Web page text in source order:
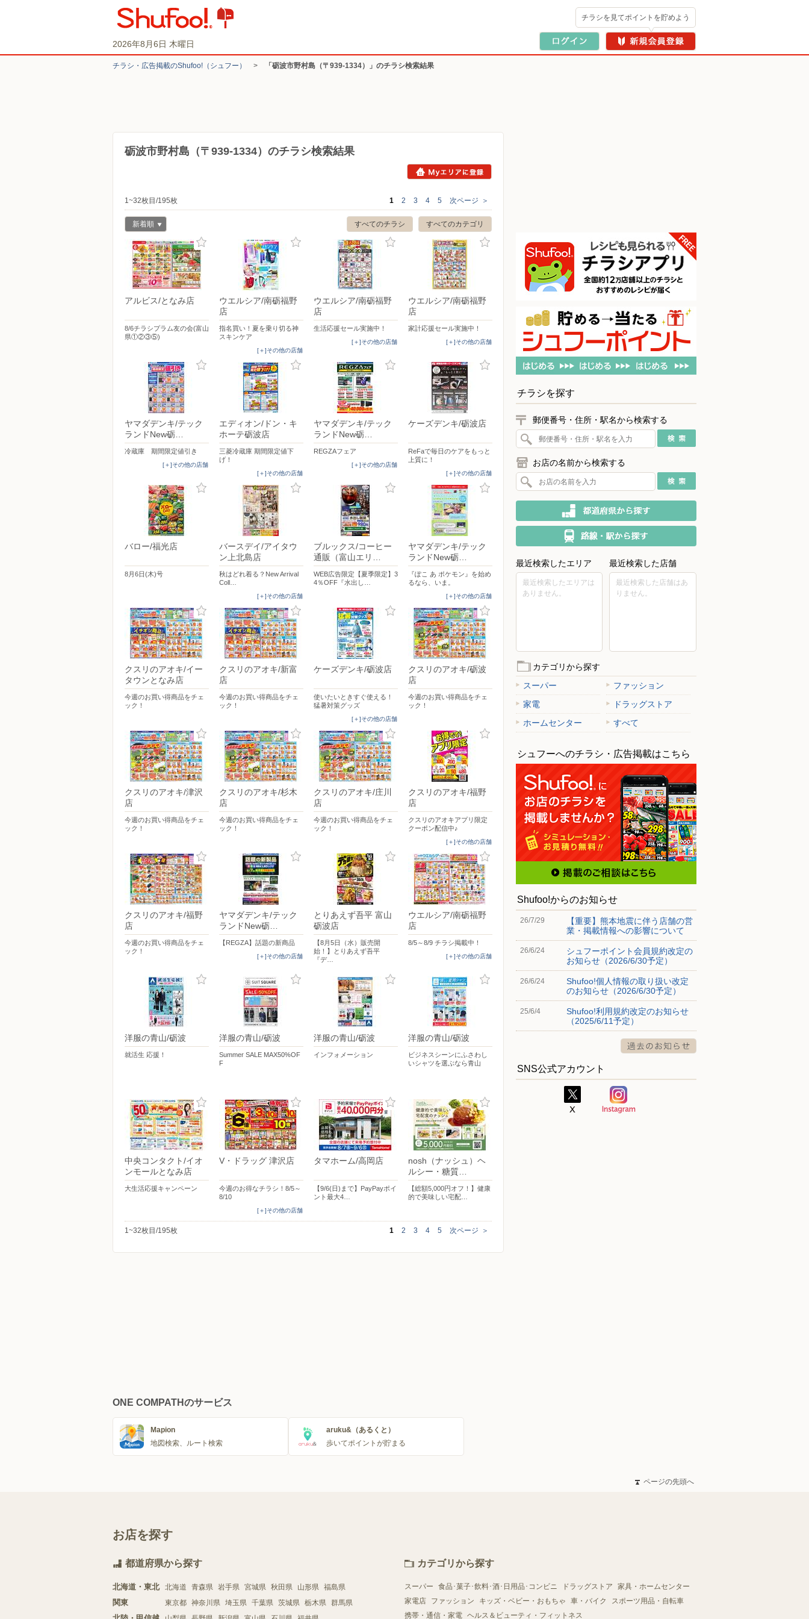
2026年8月6日 木曜日
チラシを見てポイントを貯めよう
チラシ・​広告掲載の​Shufoo!​（シュフー） > 「砺波市野村島（〒939-1334）」のチラシ検索結果
砺波市野村島（〒939-1334）のチラシ検索結果
1~32枚目/195枚 1 2 3 4 5 次ページ ＞
すべてのカテゴリ
すべてのチラシ
新着順
アルビス/となみ店
8/6チラシプラム友の会(富山
県①②③⑤)
ウエルシア/南砺福野
店
指名買い！夏を乗り切る神
スキンケア
[＋]その他の店舗
ウエルシア/南砺福野
店
生活応援セール実施中！
[＋]その他の店舗
ウエルシア/南砺福野
店
家計応援セール実施中！
[＋]その他の店舗
ヤマダデンキ/テック
ランドNew砺…
冷蔵庫 期間限定値引き
[＋]その他の店舗
エディオン/ドン・キ
ホーテ砺波店
三菱冷蔵庫 期間限定値下
げ！
[＋]その他の店舗
ヤマダデンキ/テック
ランドNew砺…
REGZAフェア
[＋]その他の店舗
ケーズデンキ/砺波店
ReFaで毎日のケアをもっと
上質に！
[＋]その他の店舗
バロー/福光店
8月6日(木)号
バースデイ/アイタウ
ン上北島店
秋はどれ着る？New Arrival
Coll…
[＋]その他の店舗
ブルックス/コーヒー
通販（富山エリ…
WEB広告限定【夏季限定】3
4％OFF『水出し…
ヤマダデンキ/テック
ランドNew砺…
『ぽこ あ ポケモン』を始め
るなら、いま。
[＋]その他の店舗
クスリのアオキ/イー
タウンとなみ店
今週のお買い得商品をチェ
ック！
クスリのアオキ/新富
店
今週のお買い得商品をチェ
ック！
ケーズデンキ/砺波店
使いたいときすぐ使える！
猛暑対策グッズ
[＋]その他の店舗
クスリのアオキ/砺波
店
今週のお買い得商品をチェ
ック！
クスリのアオキ/津沢
店
今週のお買い得商品をチェ
ック！
クスリのアオキ/杉木
店
今週のお買い得商品をチェ
ック！
クスリのアオキ/庄川
店
今週のお買い得商品をチェ
ック！
クスリのアオキ/福野
店
クスリのアオキアプリ限定
クーポン配信中♪
[＋]その他の店舗
クスリのアオキ/福野
店
今週のお買い得商品をチェ
ック！
ヤマダデンキ/テック
ランドNew砺…
【REGZA】話題の新商品
[＋]その他の店舗
とりあえず吾平 富山
砺波店
【8月5日（水）販売開
始！】とりあえず吾平
『デ…
ウエルシア/南砺福野
店
8/5～8/9 チラシ掲載中！
[＋]その他の店舗
洋服の青山/砺波
就活生 応援！
洋服の青山/砺波
Summer SALE MAX50%OF
F
洋服の青山/砺波
インフォメーション
洋服の青山/砺波
ビジネスシーンにふさわし
いシャツを選ぶなら青山
中央コンタクト/イオ
ンモールとなみ店
大生活応援キャンペーン
V・ドラッグ 津沢店
今週のお得なチラシ！8/5～
8/10
[＋]その他の店舗
タマホーム/高岡店
【9/6(日)まで】PayPayポイ
ント最大4…
nosh（ナッシュ）ヘ
ルシー・糖質…
【総額5,000円オフ！】健康
的で美味しい宅配…
1~32枚目/195枚 1 2 3 4 5 次ページ ＞
チラシを探す
郵便番号・住所・駅名から検索する
お店の名前から検索する
最近検索したエリア
最近検索したエリアは
ありません。
最近検索した店舗
最近検索した店舗はあ
りません。
カテゴリから探す
スーパー
ファッション
家電
ドラッグストア
ホームセンター
すべて
シュフーへのチラシ・広告掲載はこちら
Shufoo!からのお知らせ
26/7/29
【重要】熊本地震に伴う店舗の営
業・掲載情報への影響について
26/6/24
シュフーポイント会員規約改定の
お知らせ（2026/6/30予定）
26/6/24
Shufoo!個人情報の取り扱い改定
のお知らせ（2026/6/30予定）
25/6/4
Shufoo!利用規約改定のお知らせ
（2025/6/11予定）
SNS公式アカウント
ONE COMPATHのサービス
Mapion
地図検索、ルート検索
aruku&（あるくと）
歩いてポイントが貯まる
ページの先頭へ
お店を探す
都道府県から探す
北海道・東北 北海道 青森県 岩手県 宮城県 秋田県 山形県 福島県
関東 東京都 神奈川県 埼玉県 千葉県 茨城県 栃木県 群馬県
カテゴリから探す
スーパー 食品･菓子･飲料･酒･日用品･コンビニ ドラッグストア
家具・ホームセンター
家電店
ファッション キッズ・ベビー・おもちゃ 車・バイク
スポーツ用品・自転車
携帯・通信・家電 ヘルス＆ビューティ・フィットネス